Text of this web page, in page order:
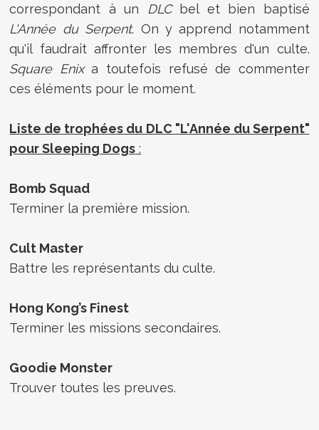
correspondant à un
DLCbel et bien baptisé
L'Année du Serpent. On y apprend notamment
qu'il faudrait affronter les membres d'un culte.
Square Enixa toutefois refusé de commenter
ces éléments pour le moment.
Liste de trophées du DLC "L'Année du Serpent"
pour Sleeping Dogs :
Bomb Squad
Terminer la première mission.
Cult Master
Battre les représentants du culte.
Hong Kong’s Finest
Terminer les missions secondaires.
Goodie Monster
Trouver toutes les preuves.